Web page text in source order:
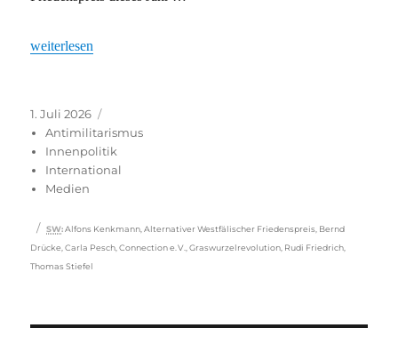
„Connection e.V.: Der alternative Preisträger“
weiterlesen
Veröffentlicht
am
1. Juli 2026
Antimilitarismus
Innenpolitik
International
Medien
Schlagwörter
SW: Alfons Kenkmann ,Alternativer Westfälischer Friedenspreis Bernd
Drücke ,Carla Pesch ,Connection e. V. ,Graswurzelrevolution Rudi Friedrich
Thomas Stiefel